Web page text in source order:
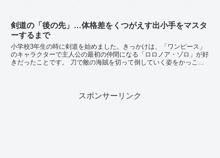
剣道の「後の先」…体格差をくつがえす出小手をマスタ
ーするまで
小学校3年生の時に剣道を始めました。きっかけは、「ワンピース」
のキャラクターで主人公の最初の仲間になる「ロロノア・ゾロ」が好
きだったことです。 刀で敵の海賊を切って倒していく姿をかっこい
スポンサーリンク